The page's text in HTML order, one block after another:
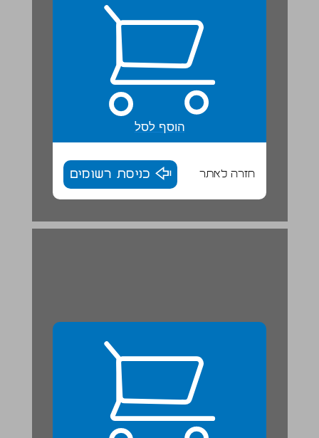
הוסף לסל
חזרה לאתר כניסת רשומים
ערים הלניסטיות מתפתחות בארץ ישראל ... 27